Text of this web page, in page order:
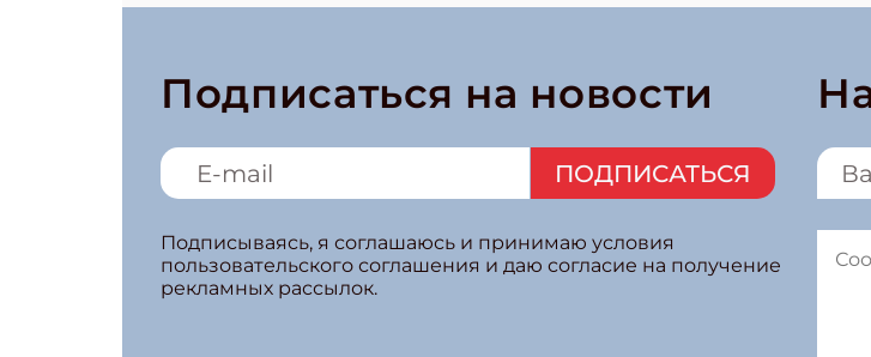
Подписаться на новости
ПОДПИСАТЬСЯ
Подписываясь, я соглашаюсь и принимаю условия
пользовательского соглашения и даю согласие на получение
рекламных рассылок.